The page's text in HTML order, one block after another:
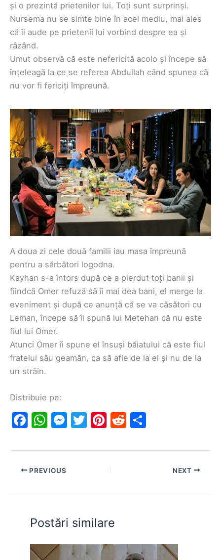
și o prezintă prietenilor lui. Toți sunt surprinși.
Nursema nu se simte bine în acel mediu, mai ales
că îi aude pe prietenii lui vorbind despre ea și
râzând.
Umut observă că este nefericită acolo și începe să
înțeleagă la ce se referea Abdullah când spunea că
nu vor fi fericiți împreună.
A doua zi cele două familii iau masa împreună
pentru a sărbători logodna.
Kayhan s-a întors după ce a pierdut toți banii și
fiindcă Omer refuză să îi mai dea bani, el merge la
eveniment și după ce anunță că se va căsători cu
Leman, începe să îi spună lui Metehan că nu este
fiul lui Omer.
Atunci Omer îi spune el însuși băiatului că este fiul
fratelui său geamăn, ca să afle de la el și nu de la
un străin.
Distribuie pe:
F
c
e
o
o
k
W
at
s
p
p
M
s
n
g
er
T
itt
Pi
er
e
R
d ar
PREVIOUS NEXT
Postări similare